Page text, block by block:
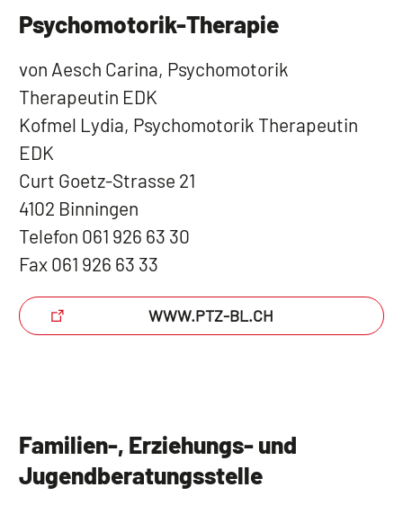
Psychomotorik-Therapie
von Aesch Carina, Psychomotorik
Therapeutin EDK
Kofmel Lydia, Psychomotorik Therapeutin
EDK
Curt Goetz-Strasse 21
4102 Binningen
Telefon 061 926 63 30
Fax 061 926 63 33
WWW.PTZ-BL.CH
Familien-, Erziehungs- und
Jugendberatungsstelle